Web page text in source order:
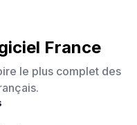
France
le plus complet des